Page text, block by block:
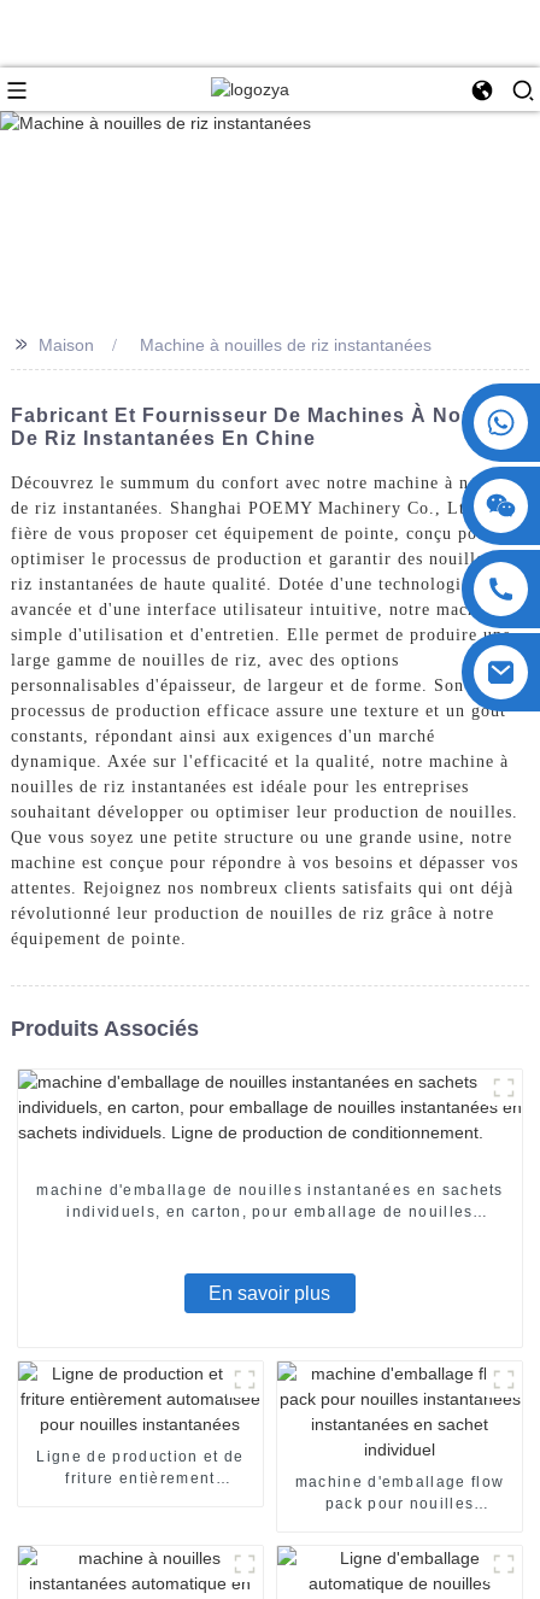
+86 15730993174
>> Maison Machine à nouilles de riz instantanées
Fabricant Et Fournisseur De Machines À Nouilles
De Riz Instantanées En Chine
Découvrez le summum du confort avec notre machine à nouilles
de riz instantanées. Shanghai POEMY Machinery Co., Ltd. est
fière de vous proposer cet équipement de pointe, conçu pour
optimiser le processus de production et garantir des nouilles de
riz instantanées de haute qualité. Dotée d'une technologie
avancée et d'une interface utilisateur intuitive, notre machine est
simple d'utilisation et d'entretien. Elle permet de produire une
large gamme de nouilles de riz, avec des options
personnalisables d'épaisseur, de largeur et de forme. Son
processus de production efficace assure une texture et un goût
constants, répondant ainsi aux exigences d'un marché
dynamique. Axée sur l'efficacité et la qualité, notre machine à
nouilles de riz instantanées est idéale pour les entreprises
souhaitant développer ou optimiser leur production de nouilles.
Que vous soyez une petite structure ou une grande usine, notre
machine est conçue pour répondre à vos besoins et dépasser vos
attentes. Rejoignez nos nombreux clients satisfaits qui ont déjà
révolutionné leur production de nouilles de riz grâce à notre
équipement de pointe.
Produits Associés
machine d'emballage de nouilles instantanées en sachets
individuels, en carton, pour emballage de nouilles
En savoir plus
Ligne de production et de
friture entièrement
machine d'emballage flow
pack pour nouilles